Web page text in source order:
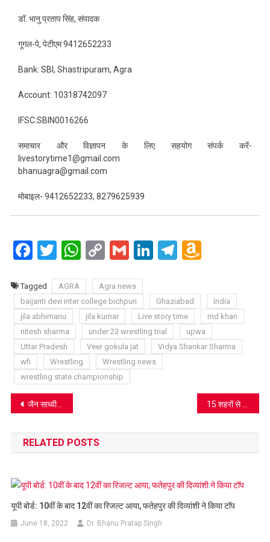
डॉ. भानु प्रताप सिंह, संपादक
गूगल-पे, पेटीएम 9412652233
Bank: SBI, Shastripuram, Agra
Account: 10318742097
IFSC:SBIN0016266
समाचार और विज्ञापन के लिए सहयोग संपर्क करें-
livestorytime1@gmail.com
bhanuagra@gmail.com
मोबाइल- 9412652233, 8279625939
Facebook
Twitter
WhatsApp
CopyGmailLinkedIn
Telegram
Amazon
List
Tagged AGRA
Agra news
baijanti devi inter college bichpuri
Ghaziabad
India
jila abhimanu
jila kumar Live story time
md khan
nitesh sharma
under 23 wrestling trial
upwa
Uttar Pradesh
Veer gokula jat
Vidya Shankar Sharma
wfi
Wrestling
Wrestling news
wrestling state championship
Post
navigation
जैन साध्वी वैराग्य निधि ने FAMILY का नया अर्थ बताया, घर को स्वर्ग बनाने की तरकीब बताई
RELATED POSTS
यूपी बोर्ड: 10वीं के बाद 12वीं का रिजल्ट आया, फतेहपुर की दिव्यांशी ने किया टॉप
June 18, 2022 Dr. Bhanu Pratap Singh